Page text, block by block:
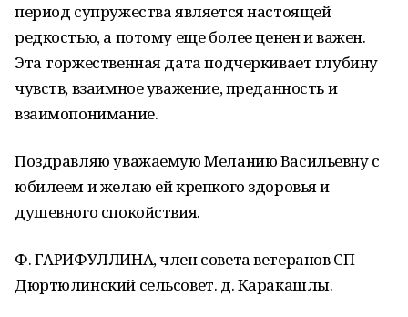
период супружества является настоящей
редкостью, а потому еще более ценен и важен.
Эта торжественная дата подчеркивает глубину
чувств, взаимное уважение, преданность и
взаимопонимание.
Поздравляю уважаемую Меланию Васильевну с
юбилеем и желаю ей крепкого здоровья и
душевного спокойствия.
Ф. ГАРИФУЛЛИНА, член совета ветеранов СП
Дюртюлинский сельсовет. д. Каракашлы.